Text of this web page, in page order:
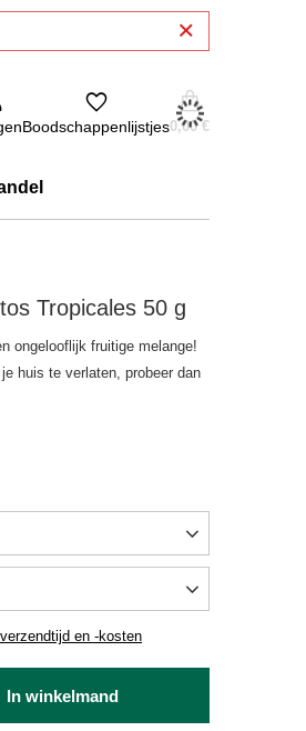
Boodschappenlijstjes0,00 €
Tropicales 50 g
ongelooflijk fruitige melange!
huis te verlaten, probeer dan
en -kosten
In winkelmand